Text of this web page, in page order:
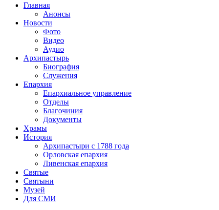
Главная
Анонсы
Новости
Фото
Видео
Аудио
Архипастырь
Биография
Служения
Епархия
Епархиальное управление
Отделы
Благочиния
Документы
Храмы
История
Архипастыри с 1788 года
Орловская епархия
Ливенская епархия
Святые
Святыни
Музей
Для СМИ